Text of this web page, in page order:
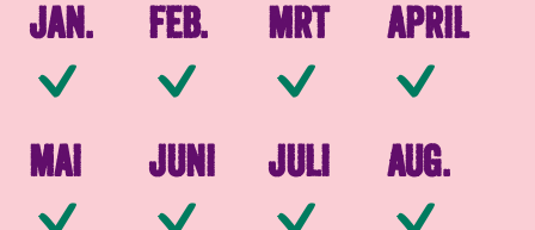
Jan.
Verfügbar
Feb.
Verfügbar
Mrt
Verfügbar
April
Mai
Verfügbar
Juni
Verfügbar
Juli
Verfügbar
Aug.